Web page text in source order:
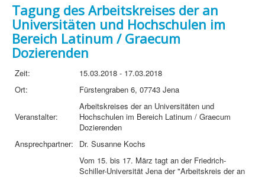
Tagung des Arbeitskreises der an
Universitäten und Hochschulen im
Bereich Latinum / Graecum
Dozierenden
Zeit:
15.03.2018 - 17.03.2018
Ort:
Fürstengraben 6, 07743 Jena
Veranstalter:
Arbeitskreises der an Universitäten und
Hochschulen im Bereich Latinum / Graecum
Dozierenden
Ansprechpartner:
Dr. Susanne Kochs
Vom 15. bis 17. März tagt an der Friedrich-
Schiller-Universität Jena der "Arbeitskreis der an